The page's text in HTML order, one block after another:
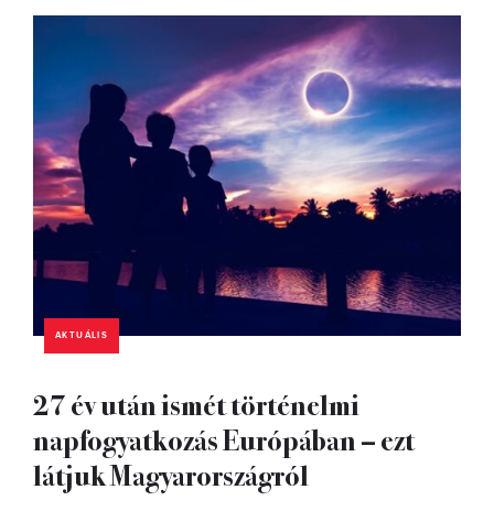
AKTUÁLIS
27 év után ismét történelmi
napfogyatkozás Európában – ezt
látjuk Magyarországról